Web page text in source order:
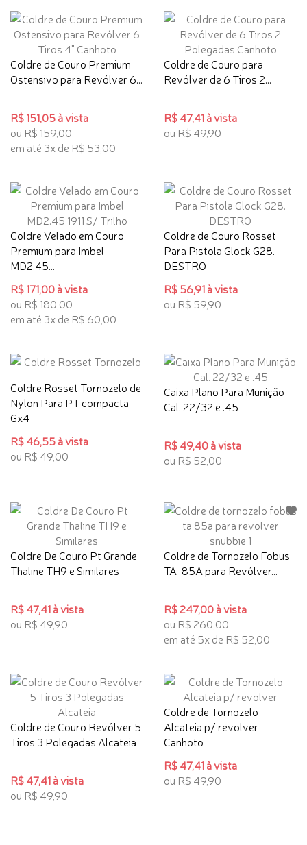
Coldre de Couro Premium
Ostensivo para Revólver 6...
R$ 151,05 à vista
ou R$ 159,00
em até 3x de R$ 53,00
Coldre de Couro para
Revólver de 6 Tiros 2...
R$ 47,41 à vista
ou R$ 49,90
Coldre Velado em Couro
Premium para Imbel
MD2.45...
R$ 171,00 à vista
ou R$ 180,00
em até 3x de R$ 60,00
Coldre de Couro Rosset
Para Pistola Glock G28.
DESTRO
R$ 56,91 à vista
ou R$ 59,90
Coldre Rosset Tornozelo de
Nylon Para PT compacta
Gx4
R$ 46,55 à vista
ou R$ 49,00
Caixa Plano Para Munição
Cal. 22/32 e .45
R$ 49,40 à vista
ou R$ 52,00
Coldre De Couro Pt Grande
Thaline TH9 e Similares
R$ 47,41 à vista
ou R$ 49,90
Coldre de Tornozelo Fobus
TA-85A para Revólver...
R$ 247,00 à vista
ou R$ 260,00
em até 5x de R$ 52,00
Coldre de Couro Revólver 5
Tiros 3 Polegadas Alcateia
R$ 47,41 à vista
ou R$ 49,90
Coldre de Tornozelo
Alcateia p/ revolver
Canhoto
R$ 47,41 à vista
ou R$ 49,90